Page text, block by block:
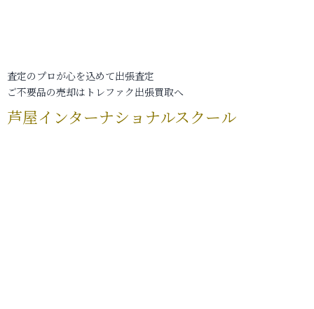
査定のプロが心を込めて出張査定
ご不要品の売却はトレファク出張買取へ
芦屋インターナショナルスクール